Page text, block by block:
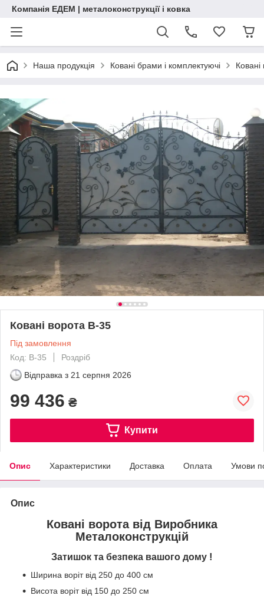
Компанія ЕДЕМ | металоконструкції і ковка
Наша продукція Ковані брами і комплектуючі Ковані
Ковані ворота В-35
Під замовлення
Код: В-35
Роздріб
Відправка з 21 серпня 2026
99 436 ₴
Купити
Опис Характеристики Доставка Оплата Умови
Опис
Ковані ворота від Виробника
Металоконструкцій
Затишок та безпека вашого дому !
Ширина воріт від 250 до 400 см
Висота воріт від 150 до 250 см